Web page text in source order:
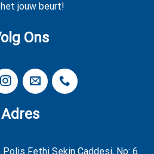
jouw beurt!
Ons
Adres
Fethi Sekin Caddesi, No: 6